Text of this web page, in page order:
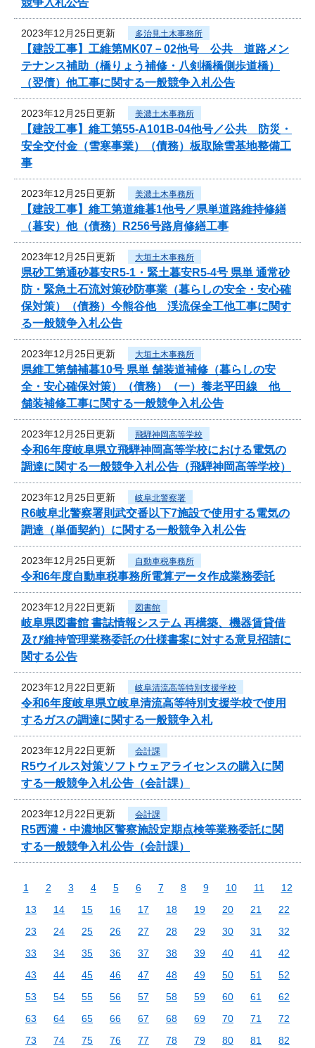
2023年12月25日更新 多治見土木事務所
【建設工事】工維第MK07－02他号 公共 道路メン
テナンス補助（橋りょう補修・八剣橋橋側歩道橋）
（翌債）他工事に関する一般競争入札公告
2023年12月25日更新 美濃土木事務所
【建設工事】維工第55-A101B-04他号／公共 防災・
安全交付金（雪寒事業）（債務）板取除雪基地整備工
事
2023年12月25日更新 美濃土木事務所
【建設工事】維工第道維暮1他号／県単道路維持修繕
（暮安）他（債務）R256号路肩修繕工事
2023年12月25日更新 大垣土木事務所
県砂工第通砂暮安R5-1・緊土暮安R5-4号 県単 通常砂
防・緊急土石流対策砂防事業（暮らしの安全・安心確
保対策）（債務）今熊谷他 渓流保全工他工事に関す
る一般競争入札公告
2023年12月25日更新 大垣土木事務所
県維工第舗補暮10号 県単 舗装道補修（暮らしの安
全・安心確保対策）（債務）（一）養老平田線 他
舗装補修工事に関する一般競争入札公告
2023年12月25日更新 飛騨神岡高等学校
令和6年度岐阜県立飛騨神岡高等学校における電気の
調達に関する一般競争入札公告（飛騨神岡高等学校）
2023年12月25日更新 岐阜北警察署
R6岐阜北警察署則武交番以下7施設で使用する電気の
調達（単価契約）に関する一般競争入札公告
2023年12月25日更新 自動車税事務所
令和6年度自動車税事務所電算データ作成業務委託
2023年12月22日更新 図書館
岐阜県図書館 書誌情報システム 再構築、機器賃貸借
及び維持管理業務委託の仕様書案に対する意見招請に
関する公告
2023年12月22日更新 岐阜清流高等特別支援学校
令和6年度岐阜県立岐阜清流高等特別支援学校で使用
するガスの調達に関する一般競争入札
2023年12月22日更新 会計課
R5ウイルス対策ソフトウェアライセンスの購入に関
する一般競争入札公告（会計課）
2023年12月22日更新 会計課
R5西濃・中濃地区警察施設定期点検等業務委託に関
する一般競争入札公告（会計課）
1 2 3 4 5 6 7 8 9 10 11
12
13
14 15 16 17 18 19 20 21
22
23
24 25 26 27 28 29 30 31
32
33
34 35 36 37 38 39 40 41
42
43
44 45 46 47 48 49 50 51
52
53
54 55 56 57 58 59 60 61
62
63
64 65 66 67 68 69 70 71
72
73
74 75 76 77 78 79 80 81
82